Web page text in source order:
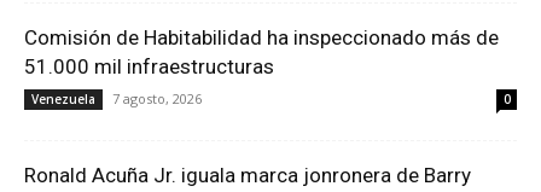
Comisión de Habitabilidad ha inspeccionado más de
51.000 mil infraestructuras
Venezuela 7 agosto, 2026 0
Ronald Acuña Jr. iguala marca jonronera de Barry